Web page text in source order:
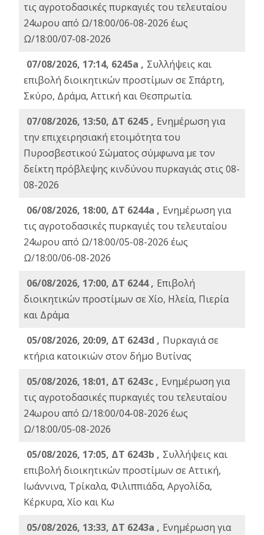
τις αγροτοδασικές πυρκαγιές του τελευταίου
24ωρου από Ω/18:00/06-08-2026 έως
Ω/18:00/07-08-2026
07/08/2026, 17:14, 6245a , Συλλήψεις και
επιβολή διοικητικών προστίμων σε Σπάρτη,
Σκύρο, Δράμα, Αττική και Θεσπρωτία.
07/08/2026, 13:50, ΔΤ 6245 , Ενημέρωση για
την επιχειρησιακή ετοιμότητα του
Πυροσβεστικού Σώματος σύμφωνα με τον
δείκτη πρόβλεψης κινδύνου πυρκαγιάς στις 08-
08-2026
06/08/2026, 18:00, ΔΤ 6244a , Ενημέρωση για
τις αγροτοδασικές πυρκαγιές του τελευταίου
24ωρου από Ω/18:00/05-08-2026 έως
Ω/18:00/06-08-2026
06/08/2026, 17:00, ΔΤ 6244 , Επιβολή
διοικητικών προστίμων σε Χίο, Ηλεία, Πιερία
και Δράμα
05/08/2026, 20:09, ΔΤ 6243d , Πυρκαγιά σε
κτήρια κατοικιών στον δήμο Βυτίνας
05/08/2026, 18:01, ΔΤ 6243c , Ενημέρωση για
τις αγροτοδασικές πυρκαγιές του τελευταίου
24ωρου από Ω/18:00/04-08-2026 έως
Ω/18:00/05-08-2026
05/08/2026, 17:05, ΔΤ 6243b , Συλλήψεις και
επιβολή διοικητικών προστίμων σε Αττική,
Ιωάννινα, Τρίκαλα, Φιλιππιάδα, Αργολίδα,
Κέρκυρα, Χίο και Κω
05/08/2026, 13:33, ΔΤ 6243a , Ενημέρωση για